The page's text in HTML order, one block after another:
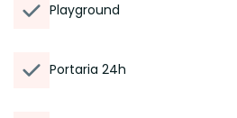
Playground
Portaria 24h